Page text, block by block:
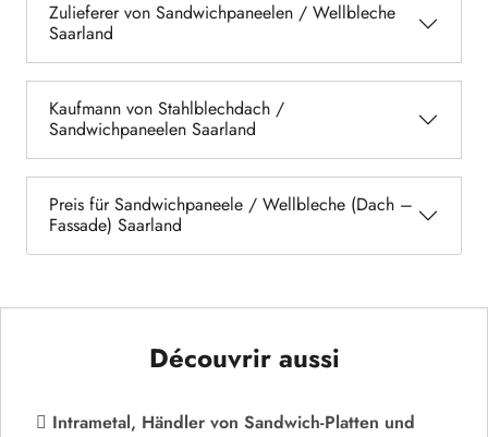
Zulieferer von Sandwichpaneelen / Wellbleche
Saarland
Kaufmann von Stahlblechdach /
Sandwichpaneelen Saarland
Preis für Sandwichpaneele / Wellbleche (Dach –
Fassade) Saarland
Découvrir aussi
Intrametal, Händler von Sandwich-Platten und